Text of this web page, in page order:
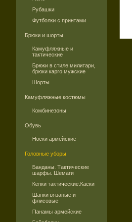
Рубашки
Футболки с принтами
Брюки и шорты
Камуфляжные и
тактические
Брюки в стиле милитари,
брюки карго мужские
Шорты
Камуфляжные костюмы
Комбинезоны
Обувь
Носки армейские
Головные уборы
Банданы. Тактические
шарфы. Шемаги
Кепки тактические.Каски
Шапки вязаные и
флисовые
Панамы армейские